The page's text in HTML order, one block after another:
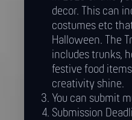
decor. This can
costumes etc
Halloween. The
includes trunks,
festive food
creativity shine.
You can submit
Submission